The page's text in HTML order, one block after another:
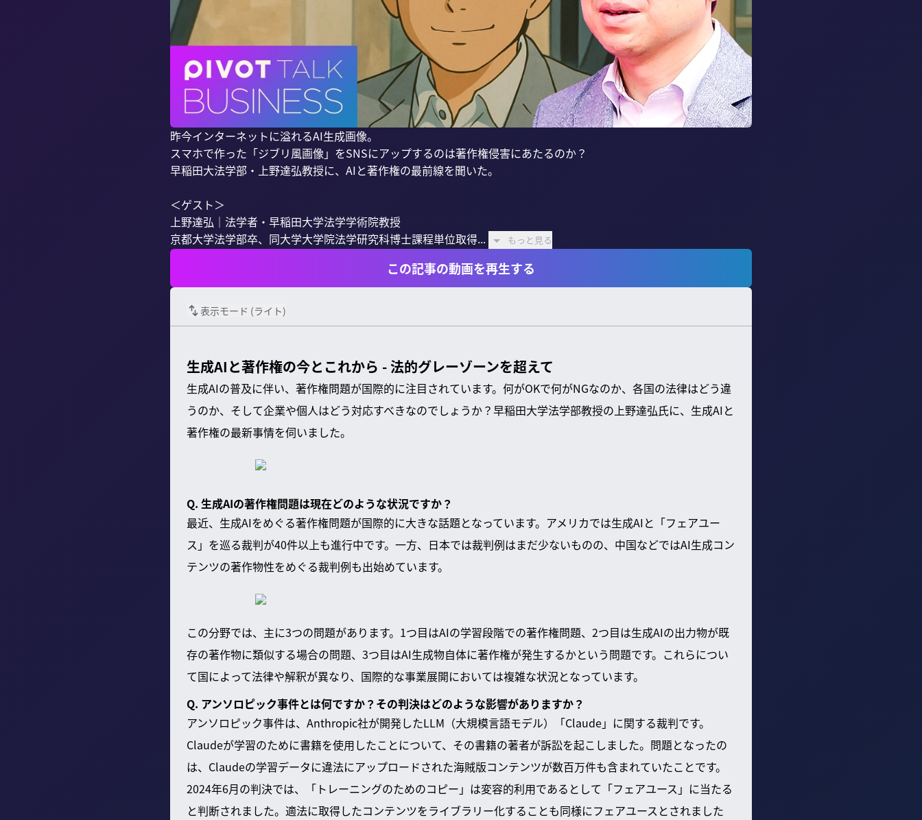
昨今インターネットに溢れるAI生成画像。
スマホで作った「ジブリ風画像」をSNSにアップするのは著作権侵害にあたるのか？
早稲田大法学部・上野達弘教授に、AIと著作権の最前線を聞いた。
＜ゲスト＞
上野達弘｜法学者・早稲田大学法学学術院教授
京都大学法学部卒、同大学大学院法学研究科博士課程単位取得...
もっと見る
この記事の動画を再生する
表示モード (ライト)
生成AIと著作権の今とこれから - 法的グレーゾーンを超えて
生成AIの普及に伴い、著作権問題が国際的に注目されています。何がOKで何がNGなのか、各国の法律はどう違
うのか、そして企業や個人はどう対応すべきなのでしょうか？早稲田大学法学部教授の上野達弘氏に、生成AIと
著作権の最新事情を伺いました。
Q. 生成AIの著作権問題は現在どのような状況ですか？
最近、生成AIをめぐる著作権問題が国際的に大きな話題となっています。アメリカでは生成AIと「フェアユー
ス」を巡る裁判が40件以上も進行中です。一方、日本では裁判例はまだ少ないものの、中国などではAI生成コン
テンツの著作物性をめぐる裁判例も出始めています。
この分野では、主に3つの問題があります。1つ目はAIの学習段階での著作権問題、2つ目は生成AIの出力物が既
存の著作物に類似する場合の問題、3つ目はAI生成物自体に著作権が発生するかという問題です。これらについ
て国によって法律や解釈が異なり、国際的な事業展開においては複雑な状況となっています。
Q. アンソロピック事件とは何ですか？その判決はどのような影響がありますか？
アンソロピック事件は、Anthropic社が開発したLLM（大規模言語モデル）「Claude」に関する裁判です。
Claudeが学習のために書籍を使用したことについて、その書籍の著者が訴訟を起こしました。問題となったの
は、Claudeの学習データに違法にアップロードされた海賊版コンテンツが数百万件も含まれていたことです。
2024年6月の判決では、「トレーニングのためのコピー」は変容的利用であるとして「フェアユース」に当たる
と判断されました。適法に取得したコンテンツをライブラリー化することも同様にフェアユースとされました